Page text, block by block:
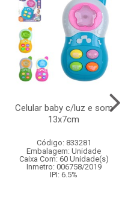
Celular baby c/luz e som
13x7cm
Código: 833281
Embalagem: Unidade
Caixa Com: 60 Unidade(s)
Inmetro: 006758/2019
IPI: 6.5%